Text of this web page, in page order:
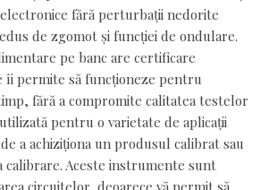
fără perturbații nedorite
de zgomot și funcției de ondulare.
pe banc are certificare
îi permite să funcționeze pentru
fără a compromite calitatea testelor
pentru o varietate de aplicații
a achiziționa un produsul calibrat sau
calibrare. Aceste instrumente sunt
circuitelor, deoarece vă permit să